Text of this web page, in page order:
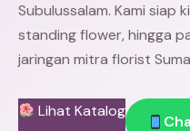
Subulussalam. Kami siap
standing flower, hingga
jaringan mitra florist
Lihat Katalog